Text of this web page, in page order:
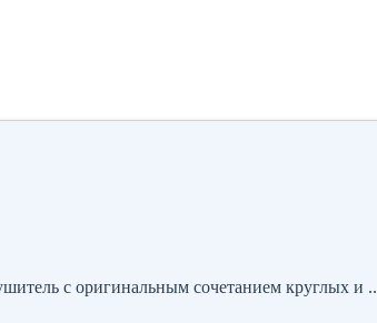
с оригинальным сочетанием круглых и ..